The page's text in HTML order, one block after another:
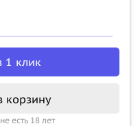
1 клик
корзину
есть 18 лет